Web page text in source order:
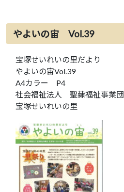
やよいの宙 Vol.39
宝塚せいれいの里だより
やよいの宙Vol.39
A4カラー P4
社会福祉法人 聖隷福祉事業団
宝塚せいれいの里